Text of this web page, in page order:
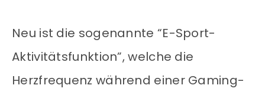
Neu ist die sogenannte “E-Sport-
Aktivitätsfunktion”, welche die
Herzfrequenz während einer Gaming-